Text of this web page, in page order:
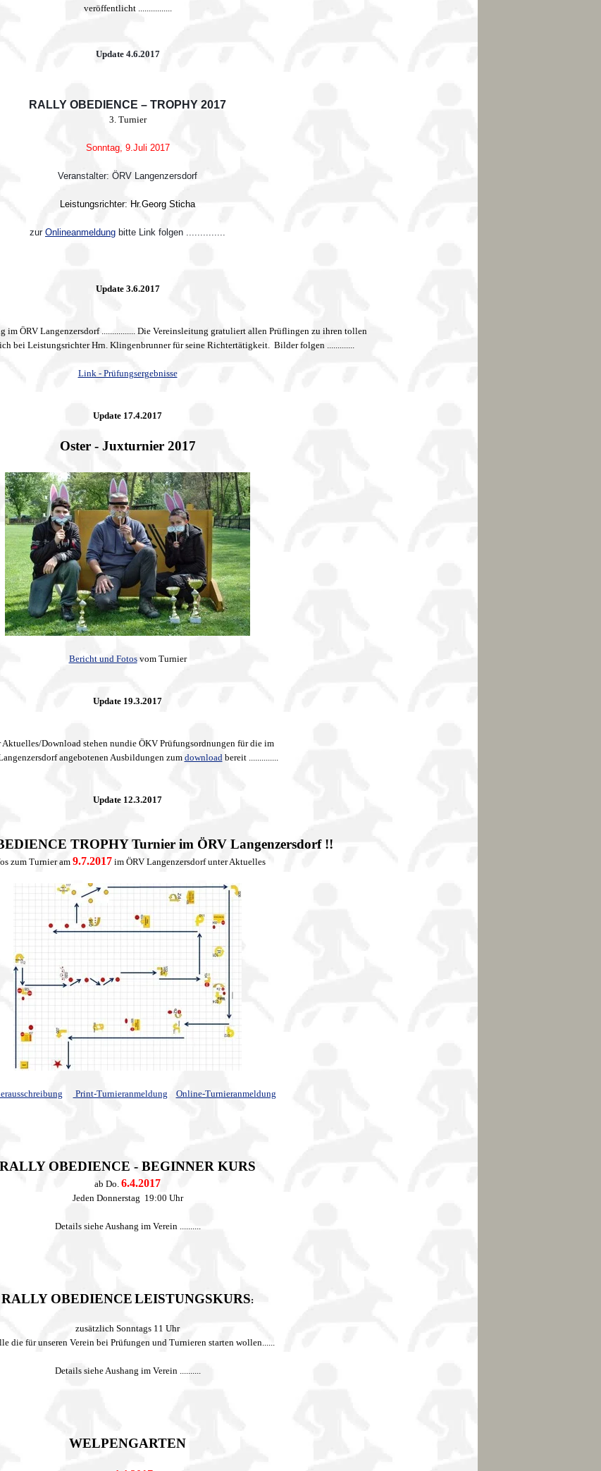
veröffentlicht ................
Update 4.6.2017
RALLY OBEDIENCE – TROPHY 2017
3. Turnier
Sonntag, 9.Juli 2017
Veranstalter: ÖRV Langenzersdorf
Leistungsrichter: Hr.Georg Sticha
zur Onlineanmeldung bitte Link folgen ..............
Update 3.6.2017
im ÖRV Langenzersdorf ................ Die Vereinsleitung gratuliert allen Prüflingen zu ihren tollen
bei Leistungsrichter Hrn. Klingenbrunner für seine Richtertätigkeit. Bilder folgen .............
Link - Prüfungsergebnisse
Update 17.4.2017
Oster - Juxturnier 2017
Bericht und Fotosvom Turnier
Update 19.3.2017
Aktuelles/Download stehen nundie ÖKV Prüfungsordnungen für die im
angebotenen Ausbildungen zum downloadbereit ..............
Update 12.3.2017
TROPHY Turnier im ÖRV Langenzersdorf !!
zum Turnier am 9.7.2017 im ÖRV Langenzersdorf unter Aktuelles
Print-Turnieranmeldung Online-Turnieranmeldung
RALLY OBEDIENCE - BEGINNER KURS
ab Do. 6.4.2017
Jeden Donnerstag 19:00 Uhr
Details siehe Aushang im Verein ..........
RALLY OBEDIENCELEISTUNGSKURS:
zusätzlich Sonntags 11 Uhr
die für unseren Verein bei Prüfungen und Turnieren starten wollen......
Details siehe Aushang im Verein ..........
WELPENGARTEN